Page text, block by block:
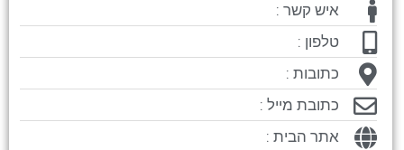
איש קשר :
טלפון :
כתובות :
כתובת מייל :
אתר הבית :